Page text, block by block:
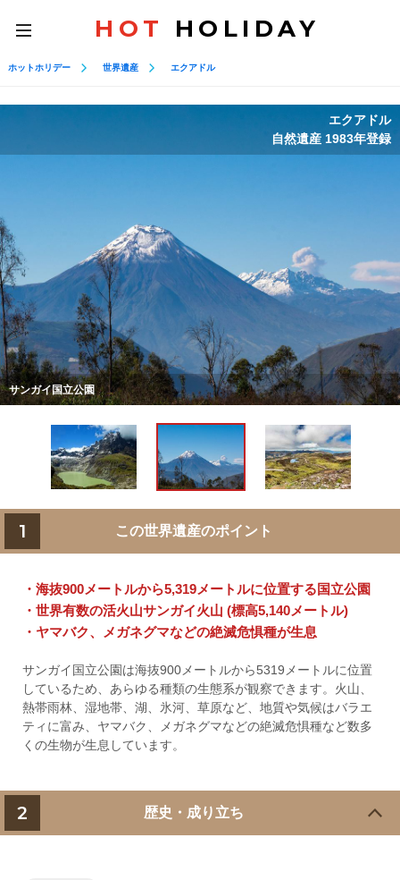
toggle
navigation
HOT HOLIDAY
ホットホリデー 世界遺産 エクアドル
サンガイ国立公園
エクアドル
自然遺産 1983年登録
1 この世界遺産のポイント
・海抜900メートルから5,319メートルに位置する国立公園
・世界有数の活火山サンガイ火山 (標高5,140メートル)
・ヤマバク、メガネグマなどの絶滅危惧種が生息
サンガイ国立公園は海抜900メートルから5319メートルに位置
しているため、あらゆる種類の生態系が観察できます。火山、
熱帯雨林、湿地帯、湖、氷河、草原など、地質や気候はバラエ
ティに富み、ヤマバク、メガネグマなどの絶滅危惧種など数多
くの生物が生息しています。
2 歴史・成り立ち